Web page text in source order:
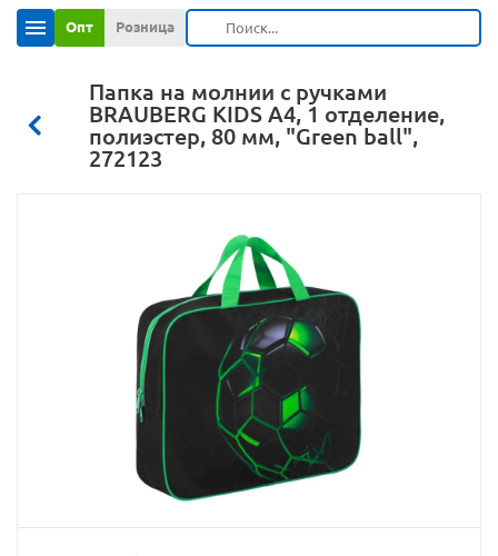
Опт Розница
Папка на молнии с ручками
BRAUBERG KIDS А4, 1 отделение,
полиэстер, 80 мм, "Green ball",
272123